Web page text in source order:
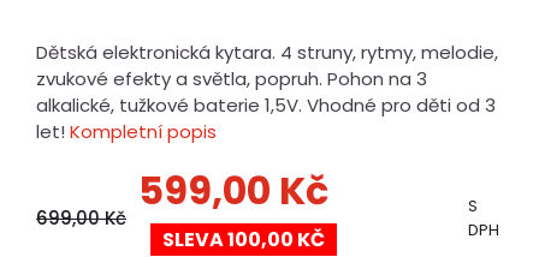
Dětská elektronická kytara. 4 struny, rytmy, melodie,
zvukové efekty a světla, popruh. Pohon na 3
alkalické, tužkové baterie 1,5V. Vhodné pro děti od 3
let! Kompletní popis
699,00 Kč
599,00 Kč
SLEVA 100,00 KČ
S
DPH